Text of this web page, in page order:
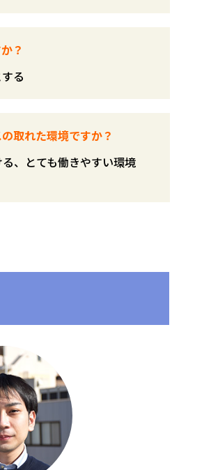
？
る
取れた環境ですか？
、とても働きやすい環境